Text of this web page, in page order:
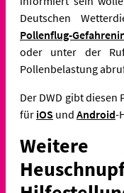
Deutschen
Pollenflug-
oder unter der
Pollenbelastung
Der DWD gibt
für iOS und Android-